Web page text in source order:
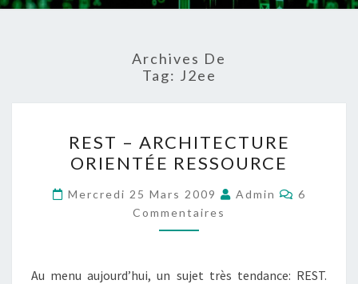
Archives De
Tag: J2ee
–
ARCHITECTURE
ORIENTÉE
RESSOURCE
REST – ARCHITECTURE
ORIENTÉE RESSOURCE
Mercredi 25 Mars 2009 Admin
6
Commentaires
Au menu aujourd’hui, un sujet très tendance: REST.